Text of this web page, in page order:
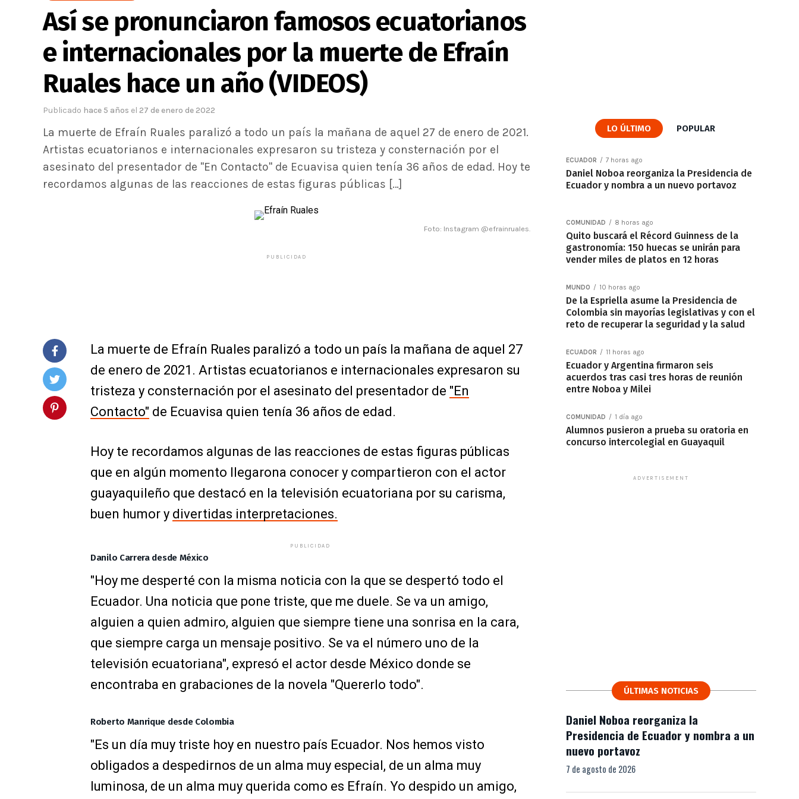
Así se pronunciaron famosos ecuatorianos
e internacionales por la muerte de Efraín
Ruales hace un año (VIDEOS)
Publicado hace 5 años el 27 de enero de 2022
La muerte de Efraín Ruales paralizó a todo un país la mañana de aquel 27 de enero de 2021.
Artistas ecuatorianos e internacionales expresaron su tristeza y consternación por el
asesinato del presentador de "En Contacto" de Ecuavisa quien tenía 36 años de edad. Hoy te
recordamos algunas de las reacciones de estas figuras públicas […]
Foto: Instagram @efrainruales.
PUBLICIDAD
La muerte de Efraín Ruales paralizó a todo un país la mañana de aquel 27
de enero de 2021. Artistas ecuatorianos e internacionales expresaron su
tristeza y consternación por el asesinato del presentador de "En
Contacto" de Ecuavisa quien tenía 36 años de edad.
Hoy te recordamos algunas de las reacciones de estas figuras públicas
que en algún momento llegarona conocer y compartieron con el actor
guayaquileño que destacó en la televisión ecuatoriana por su carisma,
buen humor y divertidas interpretaciones.
PUBLICIDAD
Danilo Carrera desde México
"Hoy me desperté con la misma noticia con la que se despertó todo el
Ecuador. Una noticia que pone triste, que me duele. Se va un amigo,
alguien a quien admiro, alguien que siempre tiene una sonrisa en la cara,
que siempre carga un mensaje positivo. Se va el número uno de la
televisión ecuatoriana", expresó el actor desde México donde se
encontraba en grabaciones de la novela "Quererlo todo".
Roberto Manrique desde Colombia
"Es un día muy triste hoy en nuestro país Ecuador. Nos hemos visto
obligados a despedirnos de un alma muy especial, de un alma muy
luminosa, de un alma muy querida como es Efraín. Yo despido un amigo,
LO ÚLTIMO POPULAR
ECUADOR 7 horas ago
Daniel Noboa reorganiza la Presidencia de
Ecuador y nombra a un nuevo portavoz
COMUNIDAD 8 horas ago
Quito buscará el Récord Guinness de la
gastronomía: 150 huecas se unirán para
vender miles de platos en 12 horas
MUNDO 10 horas ago
De la Espriella asume la Presidencia de
Colombia sin mayorías legislativas y con el
reto de recuperar la seguridad y la salud
ECUADOR 11 horas ago
Ecuador y Argentina firmaron seis
acuerdos tras casi tres horas de reunión
entre Noboa y Milei
COMUNIDAD 1 día ago
Alumnos pusieron a prueba su oratoria en
concurso intercolegial en Guayaquil
ADVERTISEMENT
ÚLTIMAS NOTICIAS
Daniel Noboa reorganiza la
Presidencia de Ecuador y nombra a un
nuevo portavoz
7 de agosto de 2026